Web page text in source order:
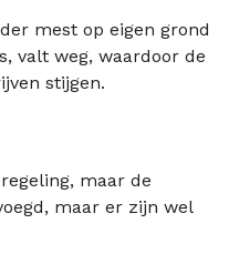
mest op eigen grond
valt weg, waardoor de
stijgen.
maar de
maar er zijn wel